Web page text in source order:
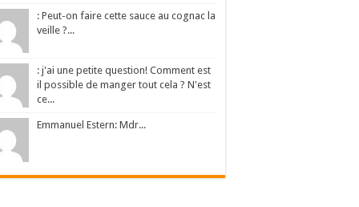
: Peut-on faire cette sauce au cognac la
veille ?...
: j'ai une petite question! Comment est
il possible de manger tout cela ? N'est
ce...
Emmanuel Estern: Mdr...